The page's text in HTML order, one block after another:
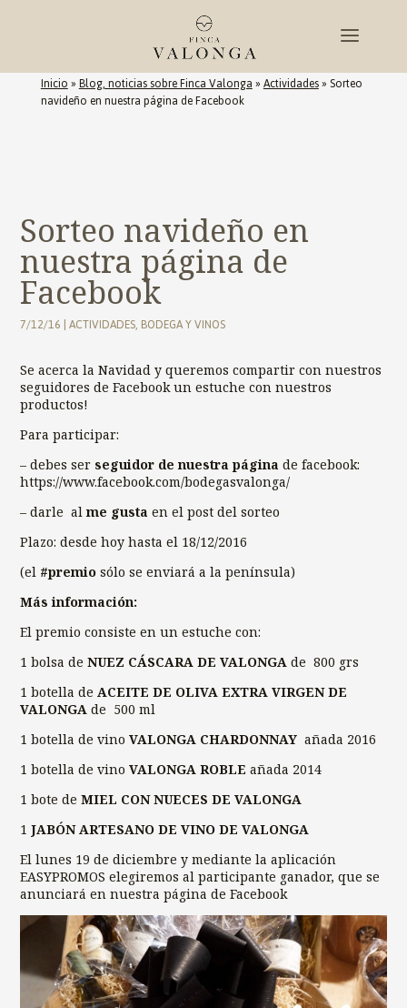
Inicio»Blog, noticias sobre Finca Valonga»Actividades» Sorteo
navideño en nuestra página de Facebook
Sorteo navideño en
nuestra página de
Facebook
7/12/16 |ACTIVIDADES, BODEGA Y VINOS
Se acerca la Navidad y queremos compartir con nuestros
seguidores de Facebook un estuche con nuestros
productos!
Para participar:
– debes ser seguidor de nuestra página de facebook:
https://www.facebook.com/bodegasvalonga/
– darle alme gusta en el post del sorteo
Plazo: desde hoy hasta el 18/12/2016
(el #premio sólo se enviará a la península)
Más información:
El premio consiste en un estuche con:
1 bolsa deNUEZ CÁSCARA DE VALONGAde 800 grs
1 botella deACEITE DE OLIVA EXTRA VIRGEN DE
VALONGAde 500 ml
1 botella de vinoVALONGA CHARDONNAY añada 2016
1 botella de vinoVALONGA ROBLE añada 2014
1 bote deMIEL CON NUECES DE VALONGA
1JABÓN ARTESANO DE VINO DE VALONGA
El lunes 19 de diciembre y mediante la aplicación
EASYPROMOS elegiremos al participante ganador, que se
anunciará en nuestra página de Facebook